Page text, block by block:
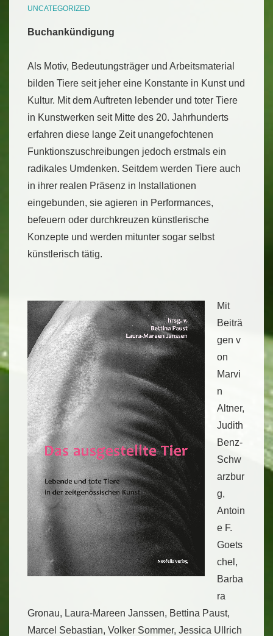
UNCATEGORIZED
Buchankündigung
Als Motiv, Bedeutungsträger und Arbeitsmaterial
bilden Tiere seit jeher eine Konstante in Kunst und
Kultur. Mit dem Auftreten lebender und toter Tiere
in Kunstwerken seit Mitte des 20. Jahrhunderts
erfahren diese lange Zeit unangefochtenen
Funktionszuschreibungen jedoch erstmals ein
radikales Umdenken. Seitdem werden Tiere auch
in ihrer realen Präsenz in Installationen
eingebunden, sie agieren in Performances,
befeuern oder durchkreuzen künstlerische
Konzepte und werden mitunter sogar selbst
künstlerisch tätig.
Mit
Beiträ
gen v
on
Marvi
n
Altner,
Judith
Benz-
Schw
arzbur
g,
Antoin
e F.
Goets
chel,
Barba
ra
Gronau, Laura-Mareen Janssen, Bettina Paust,
Marcel Sebastian, Volker Sommer, Jessica Ullrich